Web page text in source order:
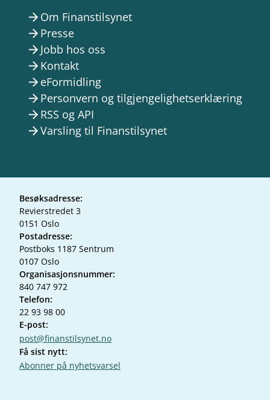
arrow_forward Om Finanstilsynet
arrow_forward Presse
arrow_forward Jobb hos oss
arrow_forward Kontakt
arrow_forward eFormidling
arrow_forward Personvern og tilgjengelighetserklæring
arrow_forward RSS og API
arrow_forwardVarsling til Finanstilsynet
Besøksadresse:
Revierstredet 3
0151 Oslo
Postadresse:
Postboks 1187 Sentrum
0107 Oslo
Organisasjonsnummer:
840 747 972
Telefon:
22 93 98 00
E-post:
post@finanstilsynet.no
Få sist nytt:
Abonner på nyhetsvarsel